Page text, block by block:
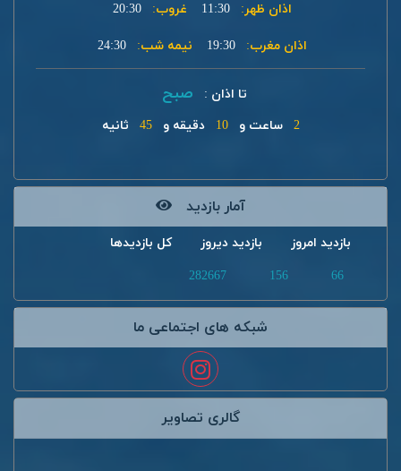
اذان ظهر: 11:30 غروب: 20:30
اذان مغرب: 19:30 نیمه شب: 24:30
تا اذان : صبح
2 ساعت و 10 دقیقه و 45 ثانیه
آمار بازدید
بازدید امروز بازدید دیروز
کل بازدیدها
66
156
282667
شبکه های اجتماعی ما
گالری تصاویر